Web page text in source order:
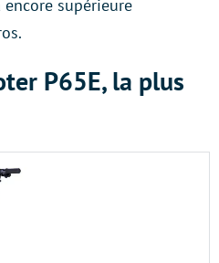
encore supérieure
P65E, la plus